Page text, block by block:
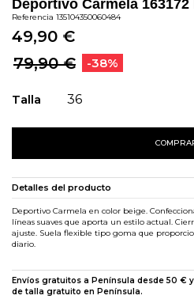
Deportivo Carmela 163172
Referencia 135104350060484
49,90 €
79,90 €
-38%
Talla 36
Detalles del producto
Deportivo Carmela en color beige.
líneas suaves que aporta un estilo actual.
ajuste. Suela flexible tipo goma que
diario.
Envíos gratuitos a Península desde 50 €
de talla gratuito en Península.